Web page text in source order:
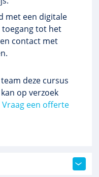
met een digitale
toegang tot het
contact met
deze cursus
op verzoek
Vraag een offerte